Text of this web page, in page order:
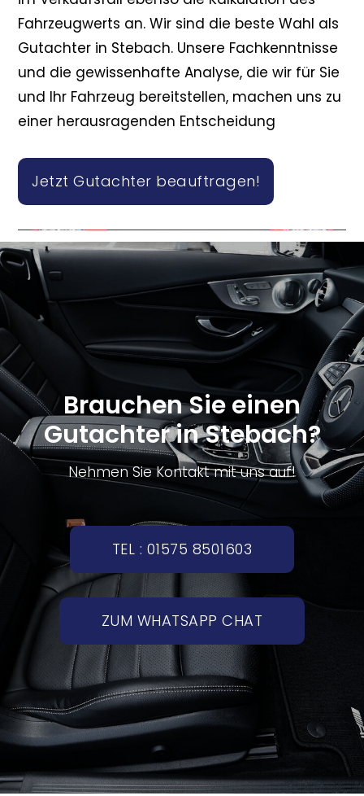
Fahrzeugwerts an. Wir sind die beste Wahl als
Gutachter in Stebach. Unsere Fachkenntnisse
und die gewissenhafte Analyse, die wir für Sie
und Ihr Fahrzeug bereitstellen, machen uns zu
einer herausragenden Entscheidung
Jetzt Gutachter beauftragen!
Brauchen Sie einen
Gutachter in Stebach?
Nehmen Sie Kontakt mit uns auf!
TEL : 01575 8501603
ZUM WHATSAPP CHAT